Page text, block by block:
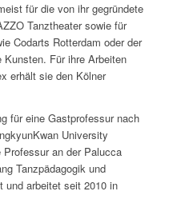
für die von ihr gegründete
Tanztheater sowie für
Codarts Rotterdam oder der
Für ihre Arbeiten
erhält sie den Kölner
für eine Gastprofessur nach
University
an der Palucca
Tanzpädagogik und
und arbeitet seit 2010 in